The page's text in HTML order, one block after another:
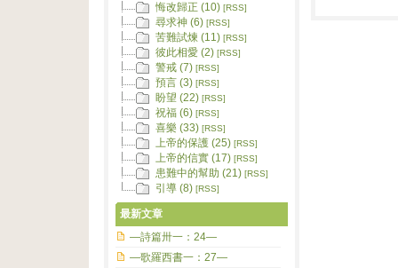
悔改歸正 (10) [RSS]
尋求神 (6) [RSS]
苦難試煉 (11) [RSS]
彼此相愛 (2) [RSS]
警戒 (7) [RSS]
預言 (3) [RSS]
盼望 (22) [RSS]
祝福 (6) [RSS]
喜樂 (33) [RSS]
上帝的保護 (25) [RSS]
上帝的信實 (17) [RSS]
患難中的幫助 (21) [RSS]
引導 (8) [RSS]
最新文章
—詩篇卅一：24—
—歌羅西書一：27—